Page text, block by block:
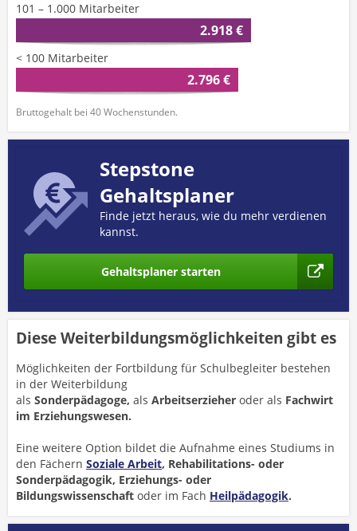
101 – 1.000 Mitarbeiter
2.918 €
< 100 Mitarbeiter
2.796 €
Bruttogehalt bei 40 Wochenstunden.
Stepstone
Gehaltsplaner
Finde jetzt heraus, wie du mehr verdienen
kannst.
Gehaltsplaner starten
Diese Weiterbildungsmöglichkeiten gibt es
Möglichkeiten der Fortbildung für Schulbegleiter bestehen
in der Weiterbildung
als Sonderpädagoge, als Arbeitserzieher oder als Fachwirt
im Erziehungswesen.
Eine weitere Option bildet die Aufnahme eines Studiums in
den Fächern Soziale Arbeit, Rehabilitations- oder
Sonderpädagogik, Erziehungs- oder
Bildungswissenschaft oder im Fach Heilpädagogik.